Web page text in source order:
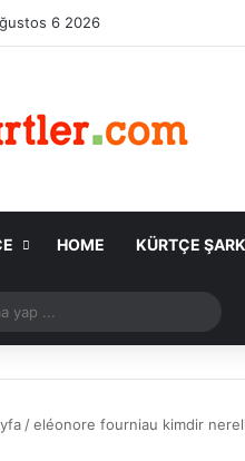
6 2026
HOME KÜRTÇE
Makale
yap
/eléonore fourniau kimdir